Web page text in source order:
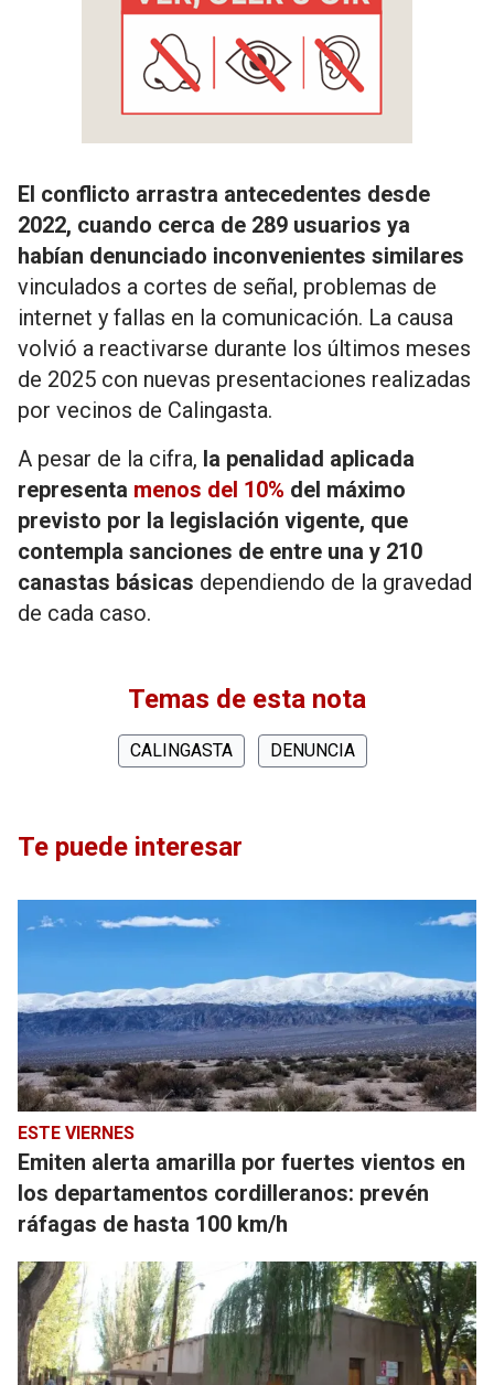
El conflicto arrastra antecedentes desde
2022, cuando cerca de 289 usuarios ya
habían denunciado inconvenientes similares
vinculados a cortes de señal, problemas de
internet y fallas en la comunicación. La causa
volvió a reactivarse durante los últimos meses
de 2025 con nuevas presentaciones realizadas
por vecinos de Calingasta.
A pesar de la cifra, la penalidad aplicada
representa menos del 10% del máximo
previsto por la legislación vigente, que
contempla sanciones de entre una y 210
canastas básicas dependiendo de la gravedad
de cada caso.
Temas de esta nota
CALINGASTA DENUNCIA
Te puede interesar
ESTE VIERNES
Emiten alerta amarilla por fuertes vientos en
los departamentos cordilleranos: prevén
ráfagas de hasta 100 km/h